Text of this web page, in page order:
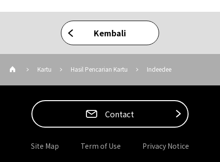
Kembali
Kartu Hasil Pencarian Kartu Indeedee
Contact
Site Map Term of Use Privacy Notice